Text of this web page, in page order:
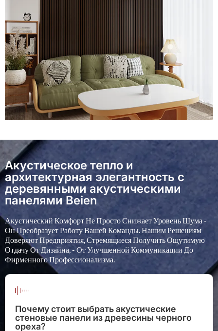
Акустическое тепло и
архитектурная элегантность с
деревянными акустическими
панелями Beien
Акустический Комфорт Не Просто Снижает Уровень Шума -
Он Преобразует Работу Вашей Команды. Нашим Решениям
Доверяют Предприятия, Стремящиеся Получить Ощутимую
Отдачу От Дизайна, - От Улучшенной Коммуникации До
Фирменного Профессионализма.
Почему стоит выбрать акустические
стеновые панели из древесины черного
ореха?